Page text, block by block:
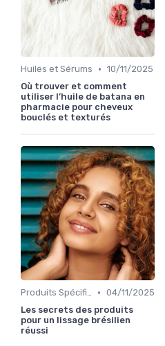
Huiles et Sérums • 10/11/2025
Où trouver et comment
utiliser l’huile de batana en
pharmacie pour cheveux
bouclés et texturés
Produits Spécifiques (Anti-Frisottis, Hydratants) • 04/11/2025
Les secrets des produits
pour un lissage brésilien
réussi